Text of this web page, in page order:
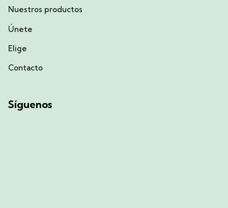
Nuestros productos
Únete
Elige
Contacto
Síguenos